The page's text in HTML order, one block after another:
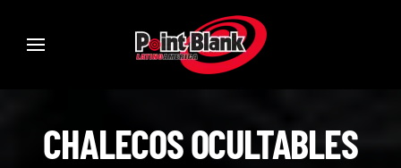
CHALECOS OCULTABLES